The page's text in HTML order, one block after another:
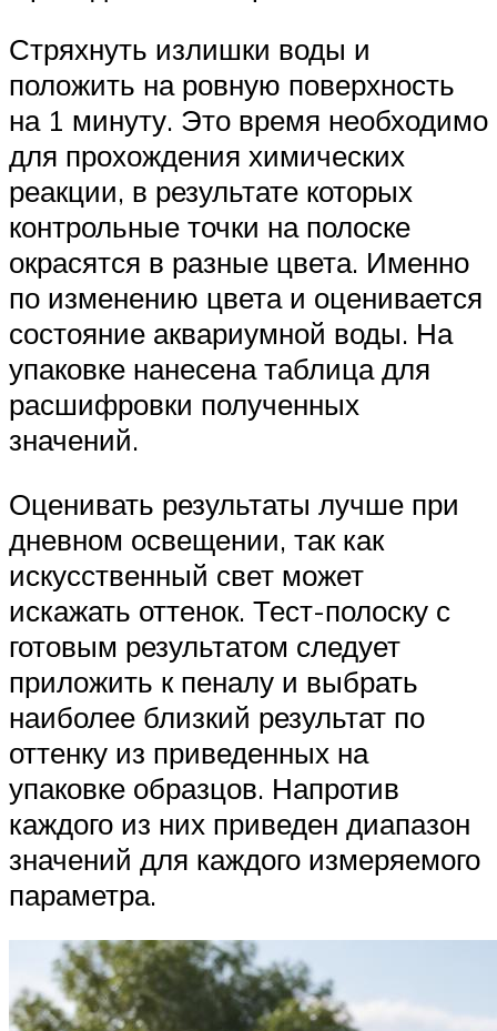
Стряхнуть излишки воды и
положить на ровную поверхность
на 1 минуту. Это время необходимо
для прохождения химических
реакции, в результате которых
контрольные точки на полоске
окрасятся в разные цвета. Именно
по изменению цвета и оценивается
состояние аквариумной воды. На
упаковке нанесена таблица для
расшифровки полученных
значений.
Оценивать результаты лучше при
дневном освещении, так как
искусственный свет может
искажать оттенок. Тест-полоску с
готовым результатом следует
приложить к пеналу и выбрать
наиболее близкий результат по
оттенку из приведенных на
упаковке образцов. Напротив
каждого из них приведен диапазон
значений для каждого измеряемого
параметра.